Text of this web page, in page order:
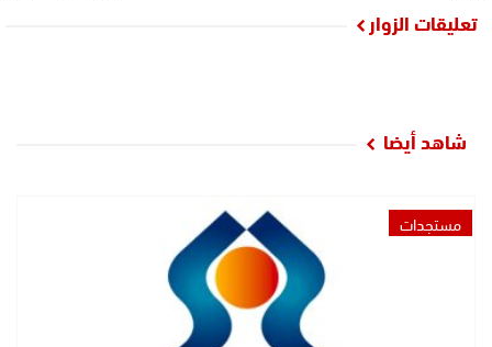
تعليقات الزوار
شاهد أيضا
مستجدات